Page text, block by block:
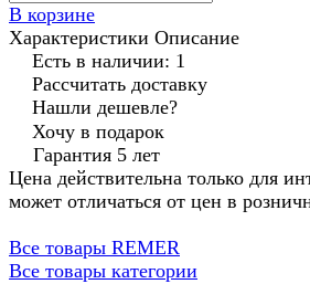
В корзине
Характеристики Описание
Есть в наличии: 1
Рассчитать доставку
Нашли дешевле?
Хочу в подарок
Гарантия 5 лет
Цена действительна только для
может отличаться от цен в
Все товары REMER
Все товары категории